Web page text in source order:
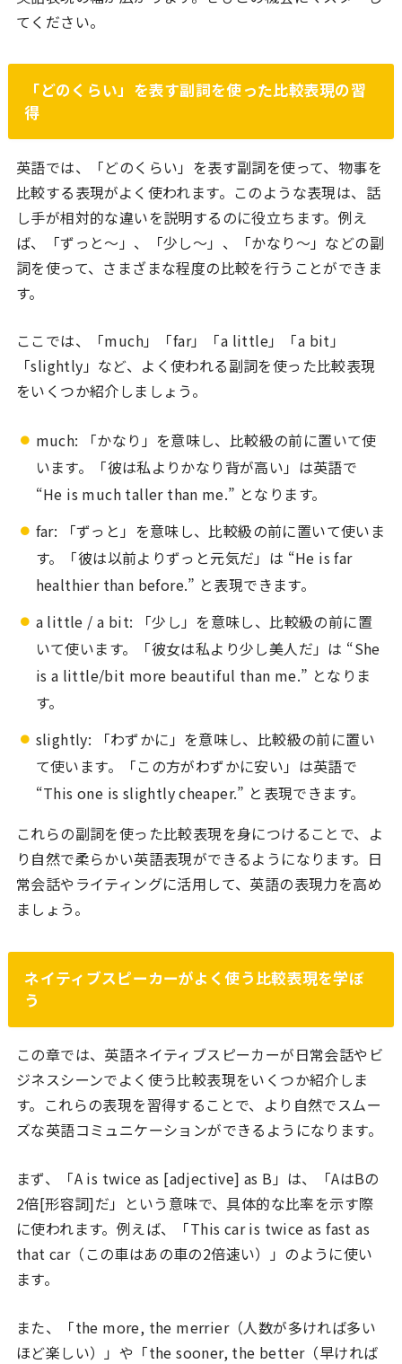
てください。
「どのくらい」を表す副詞を使った比較表現の習
得
英語では、「どのくらい」を表す副詞を使って、物事を
比較する表現がよく使われます。このような表現は、話
し手が相対的な違いを説明するのに役立ちます。例え
ば、「ずっと〜」、「少し〜」、「かなり〜」などの副
詞を使って、さまざまな程度の比較を行うことができま
す。
ここでは、「much」「far」「a little」「a bit」
「slightly」など、よく使われる副詞を使った比較表現
をいくつか紹介しましょう。
much: 「かなり」を意味し、比較級の前に置いて使
います。「彼は私よりかなり背が高い」は英語で
“He is much taller than me.” となります。
far: 「ずっと」を意味し、比較級の前に置いて使いま
す。「彼は以前よりずっと元気だ」は “He is far
healthier than before.” と表現できます。
a little / a bit: 「少し」を意味し、比較級の前に置
いて使います。「彼女は私より少し美人だ」は “She
is a little/bit more beautiful than me.” となりま
す。
slightly: 「わずかに」を意味し、比較級の前に置い
て使います。「この方がわずかに安い」は英語で
“This one is slightly cheaper.” と表現できます。
これらの副詞を使った比較表現を身につけることで、よ
り自然で柔らかい英語表現ができるようになります。日
常会話やライティングに活用して、英語の表現力を高め
ましょう。
ネイティブスピーカーがよく使う比較表現を学ぼ
う
この章では、英語ネイティブスピーカーが日常会話やビ
ジネスシーンでよく使う比較表現をいくつか紹介しま
す。これらの表現を習得することで、より自然でスムー
ズな英語コミュニケーションができるようになります。
まず、「A is twice as [adjective] as B」は、「AはBの
2倍[形容詞]だ」という意味で、具体的な比率を示す際
に使われます。例えば、「This car is twice as fast as
that car（この車はあの車の2倍速い）」のように使い
ます。
また、「the more, the merrier（人数が多ければ多い
ほど楽しい）」や「the sooner, the better（早ければ